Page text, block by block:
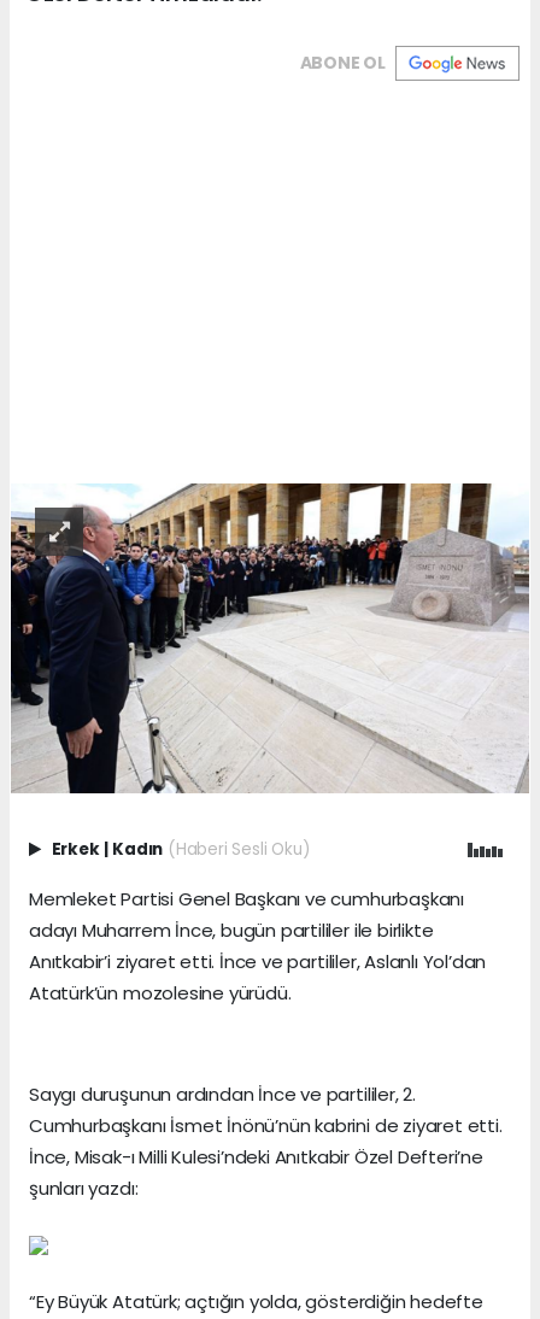
ABONE OL
Erkek Kadın (Haberi Sesli Oku)
Memleket Partisi Genel Başkanı ve cumhurbaşkanı
adayı Muharrem İnce, bugün partililer ile birlikte
Anıtkabir’i ziyaret etti. İnce ve partililer, Aslanlı Yol’dan
Atatürk’ün mozolesine yürüdü.
Saygı duruşunun ardından İnce ve partililer, 2.
Cumhurbaşkanı İsmet İnönü’nün kabrini de ziyaret etti.
İnce, Misak-ı Milli Kulesi’ndeki Anıtkabir Özel Defteri’ne
şunları yazdı:
“Ey Büyük Atatürk; açtığın yolda, gösterdiğin hedefte